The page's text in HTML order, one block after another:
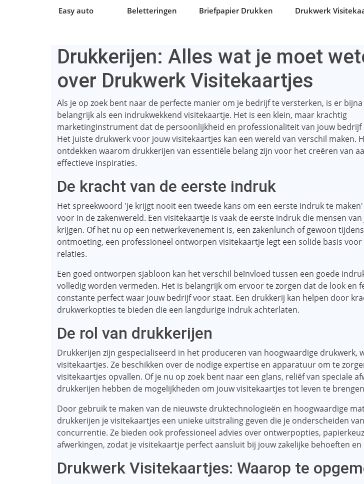
Easy auto Beletteringen Briefpapier Drukken Drukwerk
Drukkerijen: Alles wat je moet
over Drukwerk Visitekaartjes
Als je op zoek bent naar de perfecte manier om je bedrijf te versterken, is er bijna
belangrijk als een indrukwekkend visitekaartje. Het is een klein, maar krachtig
marketinginstrument dat de persoonlijkheid en professionaliteit van jouw bedrijf
Het juiste drukwerk voor jouw visitekaartjes kan een wereld van verschil maken.
ontdekken waarom drukkerijen van essentiële belang zijn voor het creëren van
effectieve inspiraties.
De kracht van de eerste indruk
Het spreekwoord 'je krijgt nooit een tweede kans om een ​​eerste indruk te
voor in de zakenwereld. Een visitekaartje is vaak de eerste indruk die mensen
krijgen. Of het nu op een netwerkevenement is, een zakenlunch of gewoon
ontmoeting, een professioneel ontworpen visitekaartje legt een solide basis
relaties.
Een goed ontworpen sjabloon kan het verschil beïnvloed tussen een goede
volledig worden vermeden. Het is belangrijk om ervoor te zorgen dat de look en
constante perfect waar jouw bedrijf voor staat. Een drukkerij kan helpen door
drukwerkopties te bieden die een langdurige indruk achterlaten.
De rol van drukkerijen
Drukkerijen zijn gespecialiseerd in het produceren van hoogwaardige drukwerk,
visitekaartjes. Ze beschikken over de nodige expertise en apparatuur om te
visitekaartjes opvallen. Of je nu op zoek bent naar een glans, reliëf van speciale
drukkerijen hebben de mogelijkheden om jouw visitekaartjes tot leven te
Door gebruik te maken van de nieuwste druktechnologieën en hoogwaardige
drukkerijen je visitekaartjes een unieke uitstraling geven die je onderscheiden
concurrentie. Ze bieden ook professioneel advies over ontwerpopties,
afwerkingen, zodat je visitekaartje perfect aansluit bij jouw zakelijke behoeften
Drukwerk Visitekaartjes: Waarop te